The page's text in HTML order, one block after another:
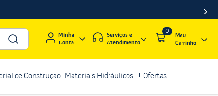
Minha
Conta
Serviços e
Atendimento
0
de Construção Materiais Hidráulicos + Ofertas